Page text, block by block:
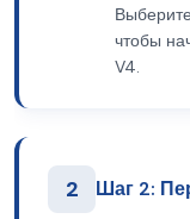
чтобы
V4.
2 Шаг 2: